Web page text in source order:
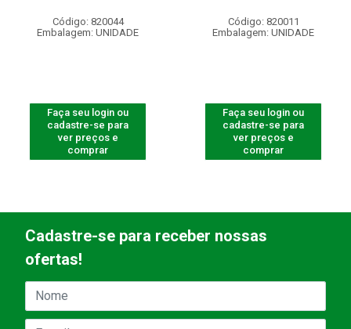
Código: 820044
Embalagem: UNIDADE
Faça seu login ou
cadastre-se para
ver preços e
comprar
Código: 820011
Embalagem: UNIDADE
Faça seu login ou
cadastre-se para
ver preços e
comprar
Cadastre-se para receber nossas
ofertas!